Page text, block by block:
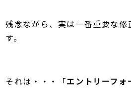
残念ながら、実は一番重要な修
す。
それは・・・「エントリーフォ